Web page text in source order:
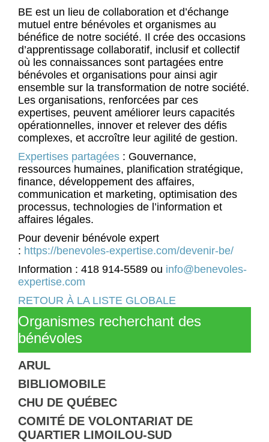
BE est un lieu de collaboration et d’échange
mutuel entre bénévoles et organismes au
bénéfice de notre société. Il crée des occasions
d’apprentissage collaboratif, inclusif et collectif
où les connaissances sont partagées entre
bénévoles et organisations pour ainsi agir
ensemble sur la transformation de notre société.
Les organisations, renforcées par ces
expertises, peuvent améliorer leurs capacités
opérationnelles, innover et relever des défis
complexes, et accroître leur agilité de gestion.
Expertises partagées : Gouvernance,
ressources humaines, planification stratégique,
finance, développement des affaires,
communication et marketing, optimisation des
processus, technologies de l’information et
affaires légales.
Pour devenir bénévole expert
: https://benevoles-expertise.com/devenir-be/
Information : 418 914-5589 ou info@benevoles-
expertise.com
RETOUR À LA LISTE GLOBALE
Organismes recherchant des
bénévoles
ARUL
BIBLIOMOBILE
CHU DE QUÉBEC
COMITÉ DE VOLONTARIAT DE
QUARTIER LIMOILOU-SUD